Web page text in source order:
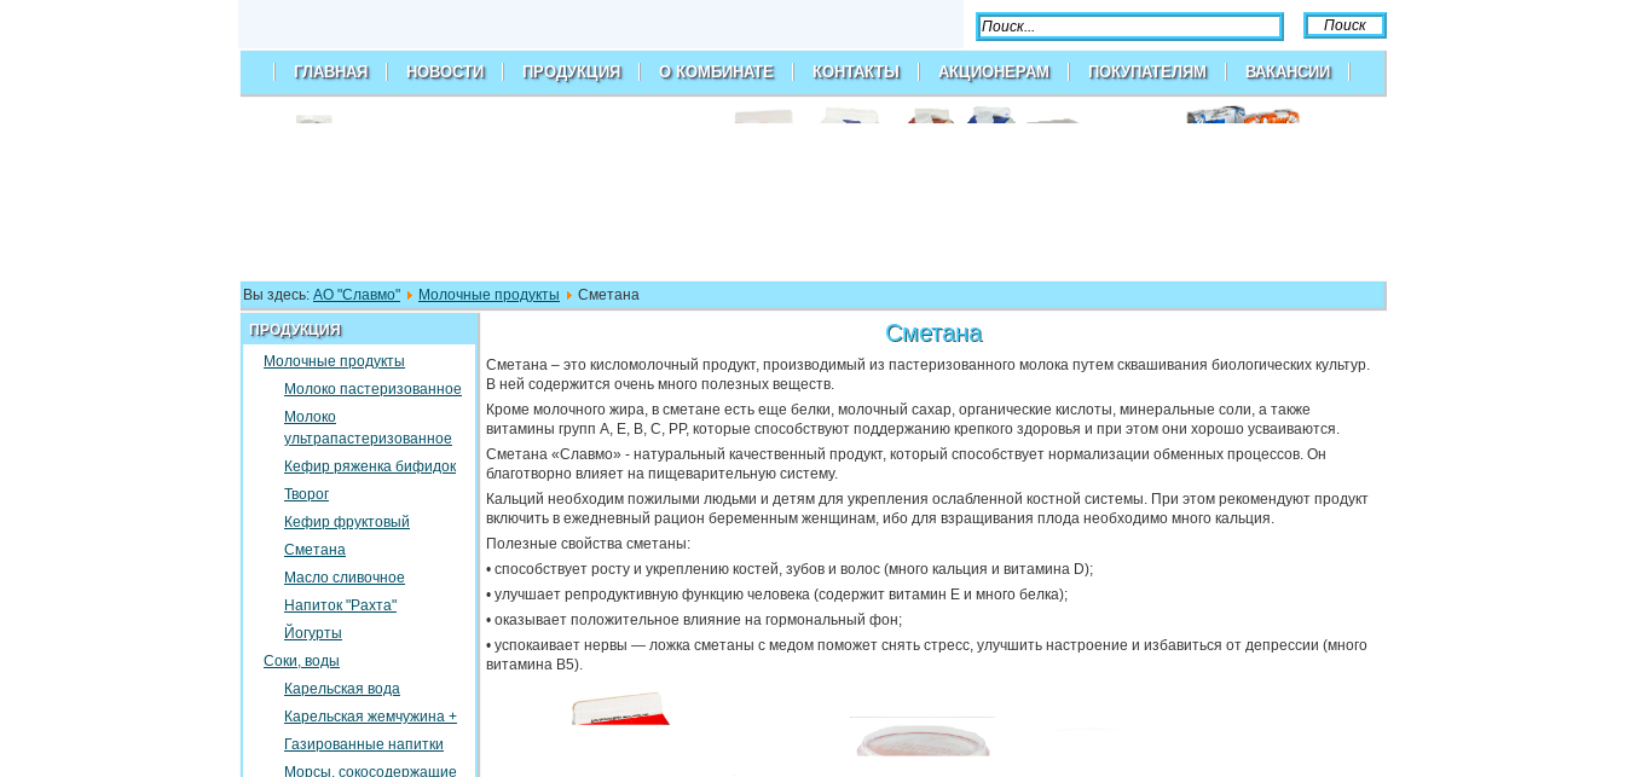
ГЛАВНАЯ НОВОСТИ ПРОДУКЦИЯ О КОМБИНАТЕ КОНТАКТЫ АКЦИОНЕРАМ ПОКУПАТЕЛЯМ ВАКАНСИИ
Вы здесь: АО "Славмо" Молочные продукты Сметана
ПРОДУКЦИЯ
Молочные продукты
Молоко пастеризованное
Молоко
ультрапастеризованное
Кефир ряженка бифидок
Творог
Кефир фруктовый
Сметана
Масло сливочное
Напиток "Рахта"
Йогурты
Соки, воды
Карельская вода
Карельская жемчужина +
Газированные напитки
Морсы, сокосодержащие
Сметана
Сметана – это кисломолочный продукт, производимый из пастеризованного молока путем сквашивания биологических культур.
В ней содержится очень много полезных веществ.
Кроме молочного жира, в сметане есть еще белки, молочный сахар, органические кислоты, минеральные соли, а также
витамины групп А, Е, В, С, РР, которые способствуют поддержанию крепкого здоровья и при этом они хорошо усваиваются.
Сметана «Славмо» - натуральный качественный продукт, который способствует нормализации обменных процессов. Он
благотворно влияет на пищеварительную систему.
Кальций необходим пожилыми людьми и детям для укрепления ослабленной костной системы. При этом рекомендуют продукт
включить в ежедневный рацион беременным женщинам, ибо для взращивания плода необходимо много кальция.
Полезные свойства сметаны:
• способствует росту и укреплению костей, зубов и волос (много кальция и витамина D);
• улучшает репродуктивную функцию человека (содержит витамин Е и много белка);
• оказывает положительное влияние на гормональный фон;
• успокаивает нервы — ложка сметаны с медом поможет снять стресс, улучшить настроение и избавиться от депрессии (много
витамина B5).